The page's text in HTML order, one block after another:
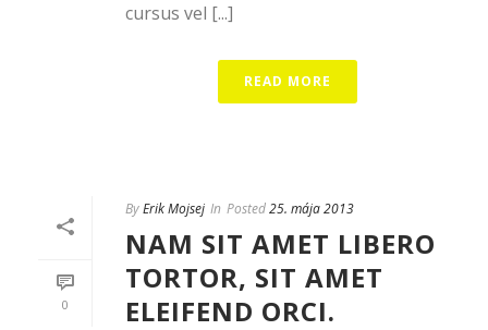
cursus vel [...]
READ MORE
0
ByErik Mojsej In Posted25. mája 2013
NAM SIT AMET LIBERO
TORTOR, SIT AMET
ELEIFEND ORCI.